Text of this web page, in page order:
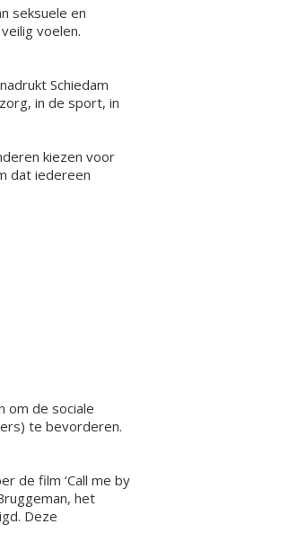
seksuele en
voelen.
Schiedam
in de sport, in
kiezen voor
dat iedereen
om de sociale
te bevorderen.
de film ‘Call me by
het
Deze